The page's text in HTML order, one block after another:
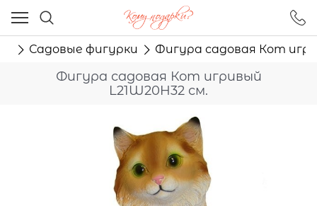
Садовые фигурки Фигура садовая Кот
Фигура садовая Кот игривый
L21W20H32 см.
Ваш город - Москва,
угадали?
ДА НЕТ